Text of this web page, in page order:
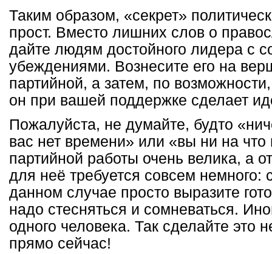
Таким образом, «секрет»
прост. Вместо лишних слов о
дайте людям достойного лидера с
убеждениями. Вознесите его на
партийной, а затем, по
он при вашей поддержке сделает
Пожалуйста, не думайте, будто
вас нет времени» или «вы ни на
партийной работы очень велика, а
для неё требуется совсем немного:
данном случае просто выразите
надо стесняться и сомневаться.
одного человека. Так сделайте это
прямо сейчас!